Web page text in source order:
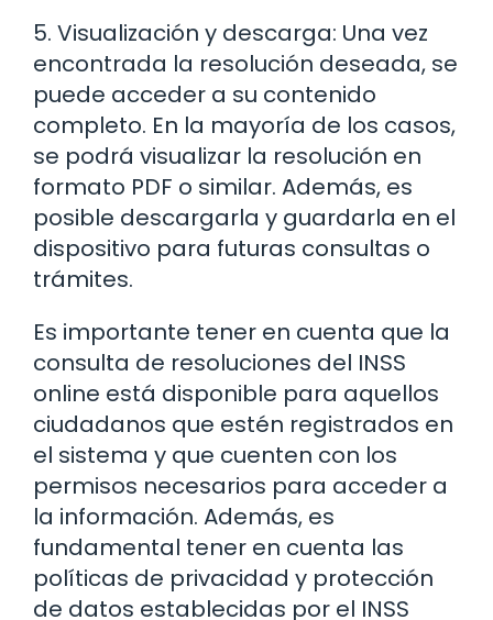
5. Visualización y descarga: Una vez
encontrada la resolución deseada, se
puede acceder a su contenido
completo. En la mayoría de los casos,
se podrá visualizar la resolución en
formato PDF o similar. Además, es
posible descargarla y guardarla en el
dispositivo para futuras consultas o
trámites.
Es importante tener en cuenta que la
consulta de resoluciones del INSS
online está disponible para aquellos
ciudadanos que estén registrados en
el sistema y que cuenten con los
permisos necesarios para acceder a
la información. Además, es
fundamental tener en cuenta las
políticas de privacidad y protección
de datos establecidas por el INSS